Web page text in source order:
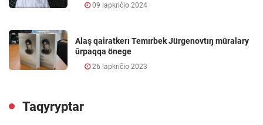
09 lapkričio 2024
Alaş qairatkerı Temırbek Jürgenovtıŋ mūralary
ūrpaqqa önege
26 lapkričio 2023
Taqyryptar